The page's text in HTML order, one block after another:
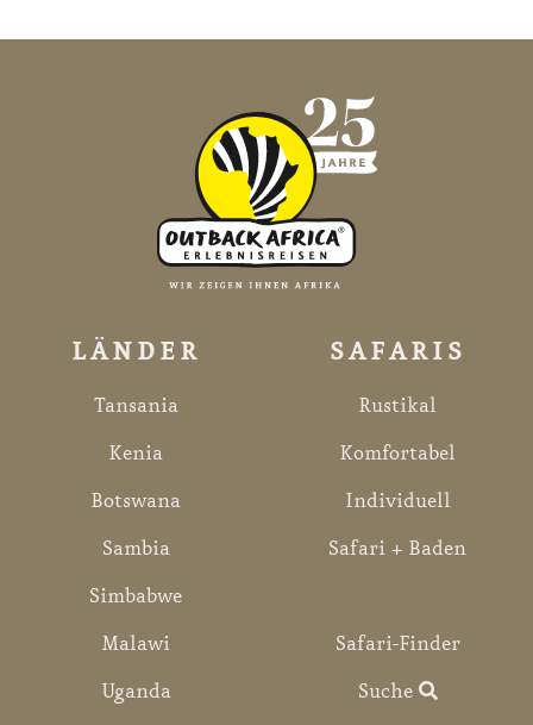
LÄNDER
Tansania
Kenia
Botswana
Sambia
Simbabwe
Malawi
Uganda
SAFARIS
Rustikal
Komfortabel
Individuell
Safari + Baden
Safari-Finder
Suche